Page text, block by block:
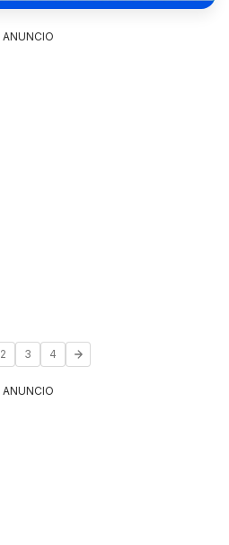
ANUNCIO
2 3 4
ANUNCIO